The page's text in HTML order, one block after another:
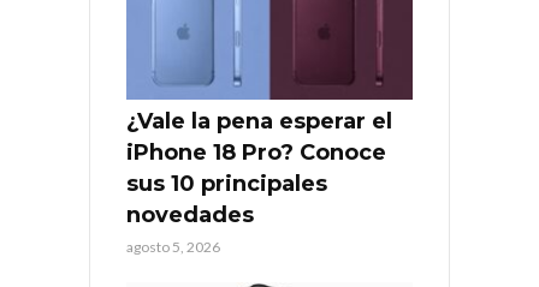
¿Vale la pena esperar el
iPhone 18 Pro? Conoce
sus 10 principales
novedades
agosto 5, 2026